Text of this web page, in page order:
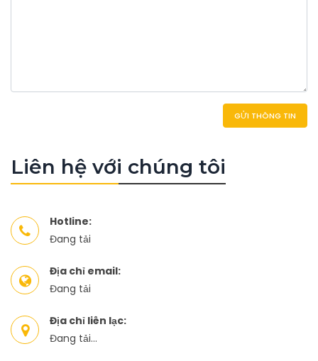
GỬI THÔNG TIN
Liên hệ với chúng tôi
Hotline:
Đang tải
Địa chỉ email:
Đang tải
Địa chỉ liên lạc:
Đang tải...